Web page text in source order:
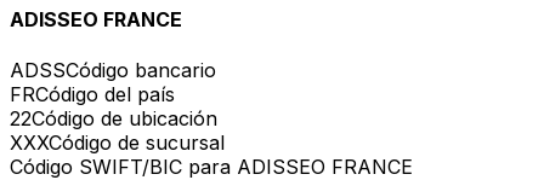
ADISSEO FRANCE
ADSSCódigo bancario
FRCódigo del país
22Código de ubicación
XXXCódigo de sucursal
Código SWIFT/BIC para ADISSEO FRANCE